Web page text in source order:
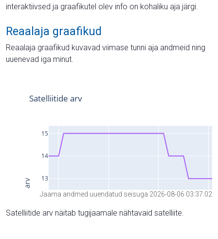
interaktiivsed ja graafikutel olev info on kohaliku aja järgi.
Reaalaja graafikud
Reaalaja graafikud kuvavad viimase tunni aja andmeid ning
uuenevad iga minut.
Jaama andmed uuendatud seisuga 2026-08-06 03:37:02
Satelliitide arv näitab tugijaamale nähtavaid satelliite.